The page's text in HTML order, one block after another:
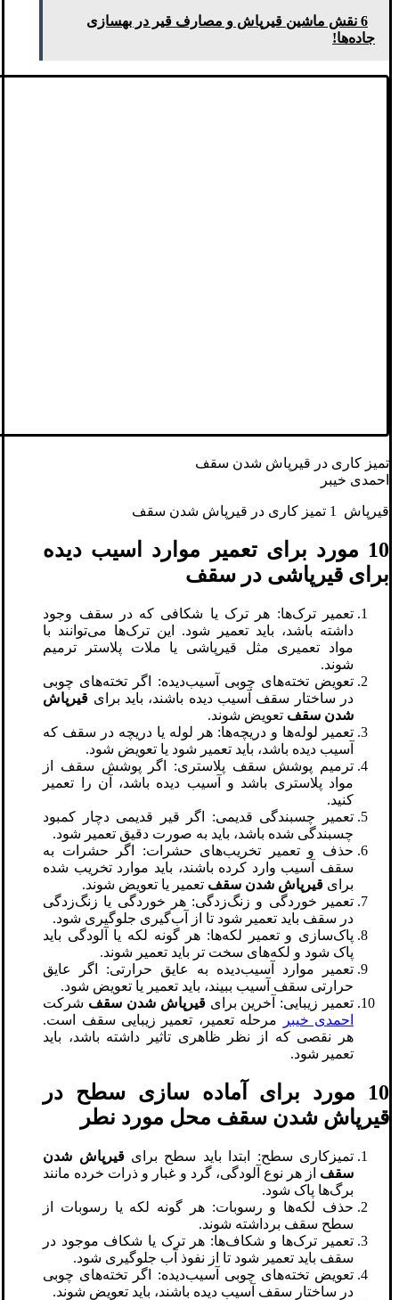
6 نقش ماشین قیرپاش و مصارف قیر در بهسازی
جاده‌ها!
تمیز کاری در قیرپاش شدن سقف
احمدی خیبر
قیرپاش 1 تمیز کاری در قیرپاش شدن سقف
10 مورد برای تعمیر موارد اسیب دیده
برای قیرپاشی در سقف
تعمیر ترک‌ها: هر ترک یا شکافی که در سقف وجود
داشته باشد، باید تعمیر شود. این ترک‌ها می‌توانند با
مواد تعمیری مثل قیرپاشی یا ملات پلاستر ترمیم
شوند.
تعویض تخته‌های چوبی آسیب‌دیده: اگر تخته‌های چوبی
در ساختار سقف آسیب دیده باشند، باید برای قیرپاش
شدن سقف تعویض شوند.
تعمیر لوله‌ها و دریچه‌ها: هر لوله یا دریچه در سقف که
آسیب دیده باشد، باید تعمیر شود یا تعویض شود.
ترمیم پوشش سقف پلاستری: اگر پوشش سقف از
مواد پلاستری باشد و آسیب دیده باشد، آن را تعمیر
کنید.
تعمیر چسبندگی قدیمی: اگر قیر قدیمی دچار کمبود
چسبندگی شده باشد، باید به صورت دقیق تعمیر شود.
حذف و تعمیر تخریب‌های حشرات: اگر حشرات به
سقف آسیب وارد کرده باشند، باید موارد تخریب شده
برای قیرپاش شدن سقف تعمیر یا تعویض شوند.
تعمیر خوردگی و زنگ‌زدگی: هر خوردگی یا زنگ‌زدگی
در سقف باید تعمیر شود تا از آب‌گیری جلوگیری شود.
پاک‌سازی و تعمیر لکه‌ها: هر گونه لکه یا آلودگی باید
پاک شود و لکه‌های سخت تر باید تعمیر شوند.
تعمیر موارد آسیب‌دیده به عایق حرارتی: اگر عایق
حرارتی سقف آسیب ببیند، باید تعمیر یا تعویض شود.
تعمیر زیبایی: آخرین برایقیرپاش شدن سقف شرکت
احمدی خیبر
مرحله تعمیر، تعمیر زیبایی سقف است.
هر نقصی که از نظر ظاهری تاثیر داشته باشد، باید
تعمیر شود.
10 مورد برای آماده سازی سطح در
قیرپاش شدن سقف محل مورد نطر
تمیزکاری سطح: ابتدا باید سطح برایقیرپاش شدن
سقف از هر نوع آلودگی، گرد و غبار و ذرات خرده مانند
برگ‌ها پاک شود.
حذف لکه‌ها و رسوبات: هر گونه لکه یا رسوبات از
سطح سقف برداشته شوند.
تعمیر ترک‌ها و شکاف‌ها: هر ترک یا شکاف موجود در
سقف باید تعمیر شود تا از نفوذ آب جلوگیری شود.
تعویض تخته‌های چوبی آسیب‌دیده: اگر تخته‌های چوبی
در ساختار سقف آسیب دیده باشند، باید تعویض شوند.